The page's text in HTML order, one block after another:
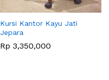
Kursi Kantor Kayu Jati
Jepara
Rp 3,350,000